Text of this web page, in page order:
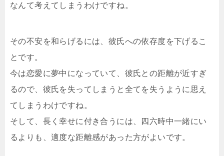
なんて考えてしまうわけですね。
その不安を和らげるには、彼氏への依存度を下げるこ
とです。
今は恋愛に夢中になっていて、彼氏との距離が近すぎ
るので、彼氏を失ってしまうと全てを失うように思え
てしまうわけですね。
そして、長く幸せに付き合うには、四六時中一緒にい
るよりも、適度な距離感があった方がよいです。